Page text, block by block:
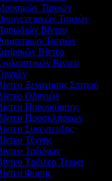
Ταινιών
Ταινιών
Βίντεο
Ταινιών
Βίντεο
Βίντεο
Ξενάγησης Σπιτιού
Οδηγιών
Παρουσίασης
Προσκλήσεων
Συνέντευξης
Τέχνης
Ταξιδιών
Τρέιλερ Teaser
Φύσης